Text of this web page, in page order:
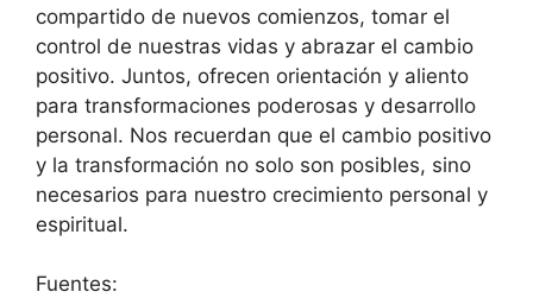
compartido de nuevos comienzos, tomar el
control de nuestras vidas y abrazar el cambio
positivo. Juntos, ofrecen orientación y aliento
para transformaciones poderosas y desarrollo
personal. Nos recuerdan que el cambio positivo
y la transformación no solo son posibles, sino
necesarios para nuestro crecimiento personal y
espiritual.
Fuentes: